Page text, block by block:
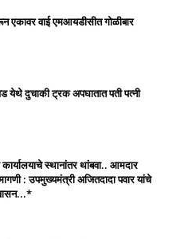
एकावर वाई एमआयडीसीत गोळीबार
येथे दुचाकी ट्रक अपघातात पती पत्नी
स्थानांतर थांबवा.. आमदार
: उपमुख्यमंत्री अजितदादा पवार यांचे